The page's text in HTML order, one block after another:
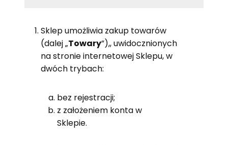
Sklep umożliwia zakup towarów
(dalej „Towary”),, uwidocznionych
na stronie internetowej Sklepu, w
dwóch trybach:
bez rejestracji;
z założeniem konta w
Sklepie.